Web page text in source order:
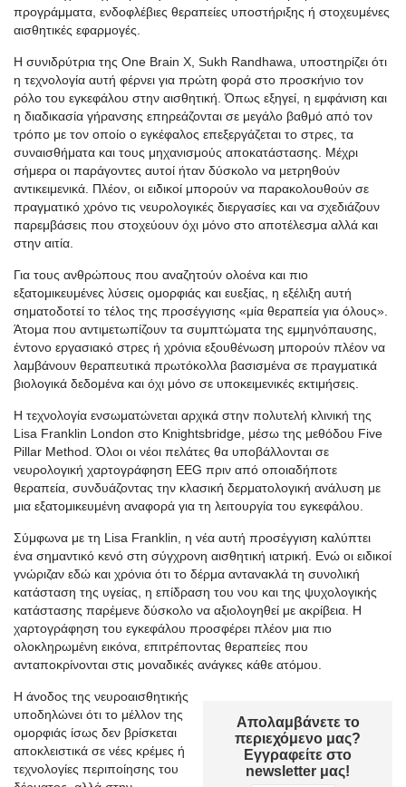
προγράμματα, ενδοφλέβιες θεραπείες υποστήριξης ή στοχευμένες
αισθητικές εφαρμογές.
Η συνιδρύτρια της One Brain X, Sukh Randhawa, υποστηρίζει ότι
η τεχνολογία αυτή φέρνει για πρώτη φορά στο προσκήνιο τον
ρόλο του εγκεφάλου στην αισθητική. Όπως εξηγεί, η εμφάνιση και
η διαδικασία γήρανσης επηρεάζονται σε μεγάλο βαθμό από τον
τρόπο με τον οποίο ο εγκέφαλος επεξεργάζεται το στρες, τα
συναισθήματα και τους μηχανισμούς αποκατάστασης. Μέχρι
σήμερα οι παράγοντες αυτοί ήταν δύσκολο να μετρηθούν
αντικειμενικά. Πλέον, οι ειδικοί μπορούν να παρακολουθούν σε
πραγματικό χρόνο τις νευρολογικές διεργασίες και να σχεδιάζουν
παρεμβάσεις που στοχεύουν όχι μόνο στο αποτέλεσμα αλλά και
στην αιτία.
Για τους ανθρώπους που αναζητούν ολοένα και πιο
εξατομικευμένες λύσεις ομορφιάς και ευεξίας, η εξέλιξη αυτή
σηματοδοτεί το τέλος της προσέγγισης «μία θεραπεία για όλους».
Άτομα που αντιμετωπίζουν τα συμπτώματα της εμμηνόπαυσης,
έντονο εργασιακό στρες ή χρόνια εξουθένωση μπορούν πλέον να
λαμβάνουν θεραπευτικά πρωτόκολλα βασισμένα σε πραγματικά
βιολογικά δεδομένα και όχι μόνο σε υποκειμενικές εκτιμήσεις.
Η τεχνολογία ενσωματώνεται αρχικά στην πολυτελή κλινική της
Lisa Franklin London στο Knightsbridge, μέσω της μεθόδου Five
Pillar Method. Όλοι οι νέοι πελάτες θα υποβάλλονται σε
νευρολογική χαρτογράφηση EEG πριν από οποιαδήποτε
θεραπεία, συνδυάζοντας την κλασική δερματολογική ανάλυση με
μια εξατομικευμένη αναφορά για τη λειτουργία του εγκεφάλου.
Σύμφωνα με τη Lisa Franklin, η νέα αυτή προσέγγιση καλύπτει
ένα σημαντικό κενό στη σύγχρονη αισθητική ιατρική. Ενώ οι ειδικοί
γνώριζαν εδώ και χρόνια ότι το δέρμα αντανακλά τη συνολική
κατάσταση της υγείας, η επίδραση του νου και της ψυχολογικής
κατάστασης παρέμενε δύσκολο να αξιολογηθεί με ακρίβεια. Η
χαρτογράφηση του εγκεφάλου προσφέρει πλέον μια πιο
ολοκληρωμένη εικόνα, επιτρέποντας θεραπείες που
ανταποκρίνονται στις μοναδικές ανάγκες κάθε ατόμου.
Απολαμβάνετε το
περιεχόμενο μας?
Εγγραφείτε στο
newsletter μας!
Η άνοδος της νευροαισθητικής
υποδηλώνει ότι το μέλλον της
ομορφιάς ίσως δεν βρίσκεται
αποκλειστικά σε νέες κρέμες ή
τεχνολογίες περιποίησης του